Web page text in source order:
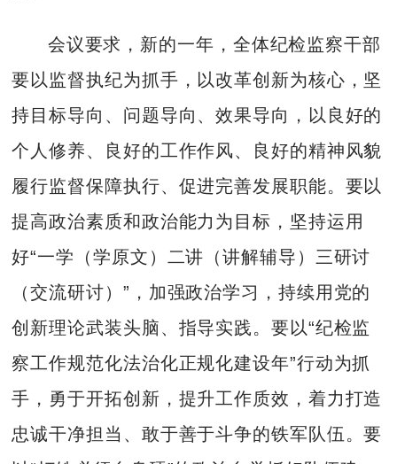
会议要求，新的一年，全体纪检监察干部
要以监督执纪为抓手，以改革创新为核心，坚
持目标导向、问题导向、效果导向，以良好的
个人修养、良好的工作作风、良好的精神风貌
履行监督保障执行、促进完善发展职能。要以
提高政治素质和政治能力为目标，坚持运用
好“一学（学原文）二讲（讲解辅导）三研讨
（交流研讨）”，加强政治学习，持续用党的
创新理论武装头脑、指导实践。要以“纪检监
察工作规范化法治化正规化建设年”行动为抓
手，勇于开拓创新，提升工作质效，着力打造
忠诚干净担当、敢于善于斗争的铁军队伍。要